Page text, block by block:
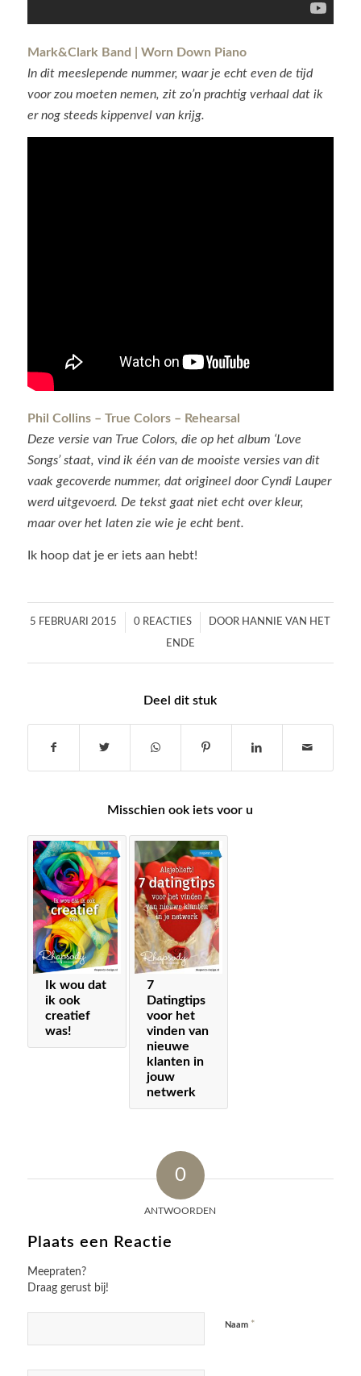
Mark&Clark Band | Worn Down Piano
In dit meeslepende nummer, waar je echt even de tijd
voor zou moeten nemen, zit zo’n prachtig verhaal dat ik
er nog steeds kippenvel van krijg.
Phil Collins – True Colors – Rehearsal
Deze versie van True Colors, die op het album ‘Love
Songs’ staat, vind ik één van de mooiste versies van dit
vaak gecoverde nummer, dat origineel door Cyndi Lauper
werd uitgevoerd. De tekst gaat niet echt over kleur,
maar over het laten zie wie je echt bent.
Ik hoop dat je er iets aan hebt!
5 FEBRUARI 2015
/ 0 REACTIES
/ DOOR HANNIE VAN HET
ENDE
Deel dit stuk
Misschien ook iets voor u
Ik wou dat
ik ook
creatief
was!
7
Datingtips
voor het
vinden van
nieuwe
klanten in
jouw
netwerk
0
ANTWOORDEN
Plaats een Reactie
Meepraten?
Draag gerust bij!
Naam *